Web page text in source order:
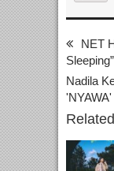
NET
Nadila
'NYAWA'